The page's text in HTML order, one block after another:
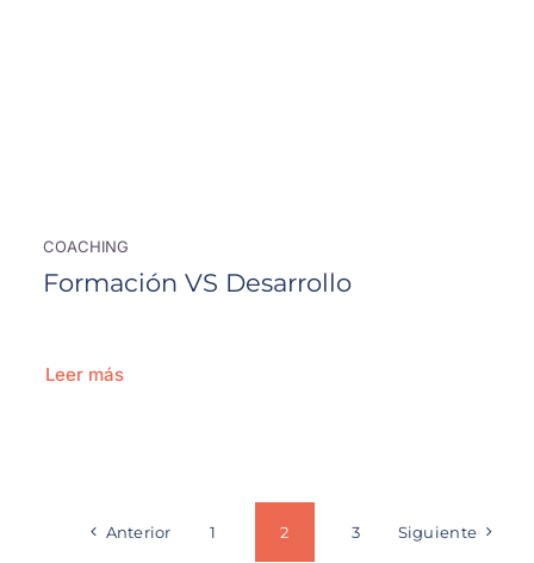
COACHING
Formación VS Desarrollo
Leer más
Anterior 1 2 3 Siguiente